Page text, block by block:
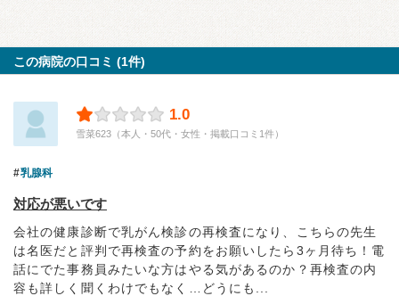
この病院の口コミ (1件)
1.0
雪菜623（本人・50代・女性・掲載口コミ1件）
乳腺科
対応が悪いです
会社の健康診断で乳がん検診の再検査になり、こちらの先生
は名医だと評判で再検査の予約をお願いしたら3ヶ月待ち！電
話にでた事務員みたいな方はやる気があるのか？再検査の内
容も詳しく聞くわけでもなく…どうにも...